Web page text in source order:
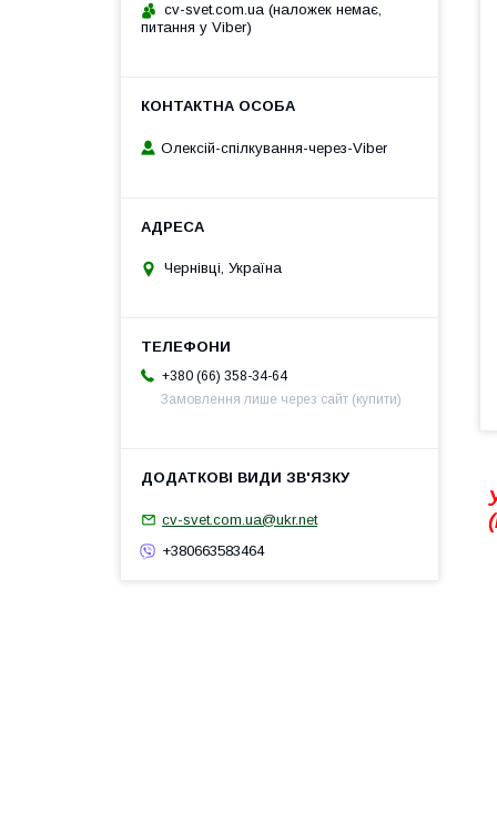
cv-svet.com.ua (наложек немає,
питання у Viber)
Олексій-спілкування-через-Viber
Чернівці, Україна
+380 (66) 358-34-64
Замовлення лише через сайт (купити)
cv-svet.com.ua@ukr.net
+380663583464